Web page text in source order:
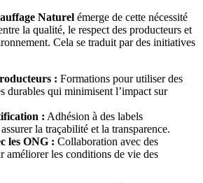
Naturel émerge de cette nécessité
la qualité, le respect des producteurs et
Cela se traduit par des initiatives
: Formations pour utiliser des
durables qui minimisent l’impact sur
: Adhésion à des labels
la traçabilité et la transparence.
les ONG : Collaboration avec des
améliorer les conditions de vie des